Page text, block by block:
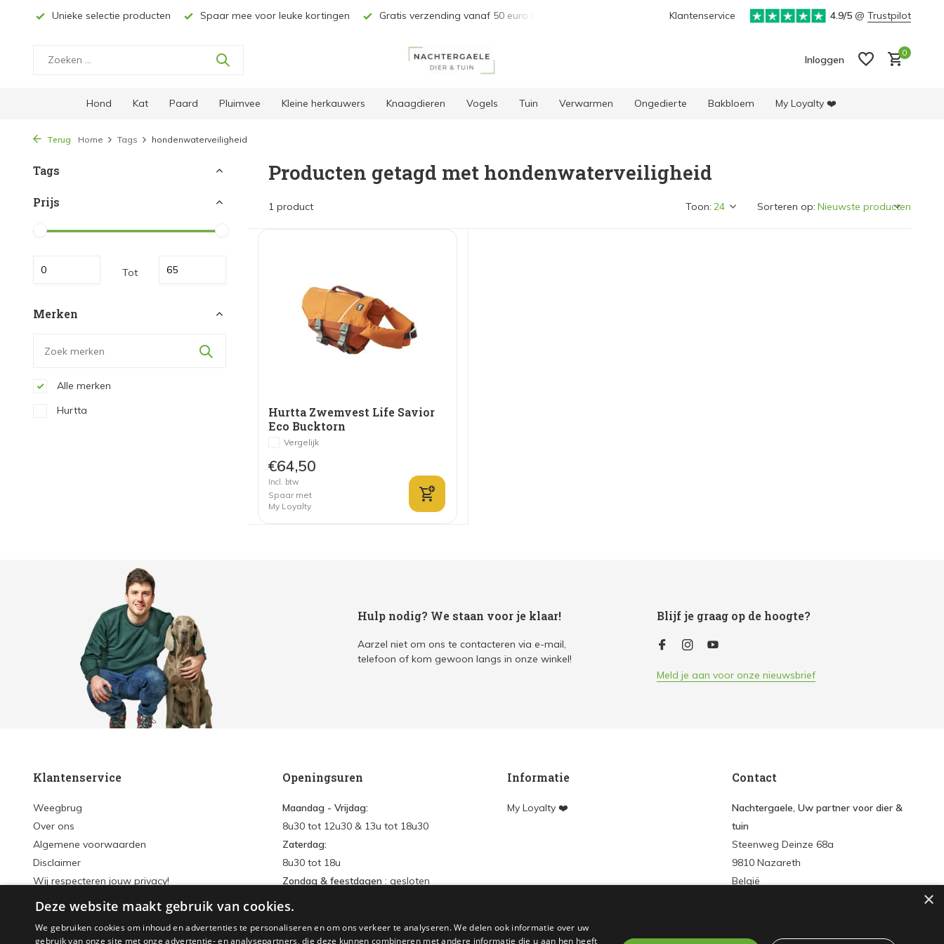
Unieke selectie producten Spaar mee voor leuke kortingen Gratis verzending vanaf 50 euro in BE & NL* Unieke selectie producten
Klantenservice 4.9/5 @ Trustpilot
Inloggen
0
Hond Kat Paard Pluimvee Kleine herkauwers Knaagdieren Vogels Tuin Verwarmen Ongedierte Bakbloem My Loyalty ❤️
Terug Home Tags hondenwaterveiligheid
Tags
Prijs
Tot
Merken
Alle merken
Hurtta
Producten getagd met hondenwaterveiligheid
1 product Toon: Sorteren op:
Hurtta Zwemvest Life Savior
Eco Bucktorn
Vergelijk
€64,50
Incl. btw
Spaar met
My Loyalty
Hulp nodig? We staan voor je klaar!
Aarzel niet om ons te contacteren via e-mail,
telefoon of kom gewoon langs in onze winkel!
Blijf je graag op de hoogte?
Meld je aan voor onze nieuwsbrief
Klantenservice
Weegbrug
Over ons
Algemene voorwaarden
Disclaimer
Wij respecteren jouw privacy!
Verzenden & retourneren
Openingsuren
Maandag - Vrijdag:
8u30 tot 12u30 & 13u tot 18u30
Zaterdag:
8u30 tot 18u
Zondag & feestdagen : gesloten
Inloggen
Account aanmaken
Informatie
My Loyalty ❤️
Contact
Nachtergaele, Uw partner voor dier &
tuin
Steenweg Deinze 68a
9810 Nazareth
België
×
Deze website maakt gebruik van cookies.
We gebruiken cookies om inhoud en advertenties te personaliseren en om ons verkeer te analyseren. We delen ook informatie over uw
gebruik van onze site met onze advertentie- en analysepartners, die deze kunnen combineren met andere informatie die u aan hen heeft